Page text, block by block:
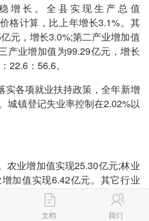
长。全县实现生产总值
格计算，比上年增长3.1%。其
元，增长3.0%;第二产业增加值
产业增加值为99.29亿元，增长
22.6：56.6。
各项就业扶持政策，全年新增
城镇登记失业率控制在2.02%以
业增加值实现25.30亿元;林业
加值实现6.42亿元。其它行业
元，农林牧渔服务业增加值实现
文档 我们